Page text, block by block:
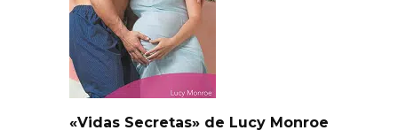
«Vidas Secretas» de Lucy Monroe